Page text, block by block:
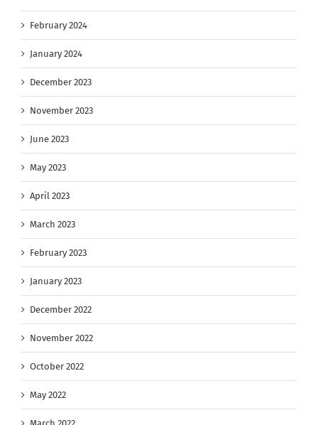
February 2024
January 2024
December 2023
November 2023
June 2023
May 2023
April 2023
March 2023
February 2023
January 2023
December 2022
November 2022
October 2022
May 2022